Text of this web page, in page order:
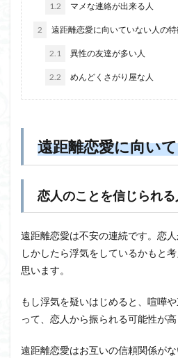
1.2 マメな連絡が出来る人
2 遠距離恋愛に向いていない人の
2.1 異性の友達が多い人
2.2 めんどくさがり屋な人
遠距離恋愛に向い
恋人のことを信じられる
遠距離恋愛は不安の連続です。恋
しかしたら浮気をしているかもと
思います。
もし浮気を疑いはじめると、喧嘩
って、恋人から振られる可能性が高
遠距離恋愛はお互いの信頼関係が